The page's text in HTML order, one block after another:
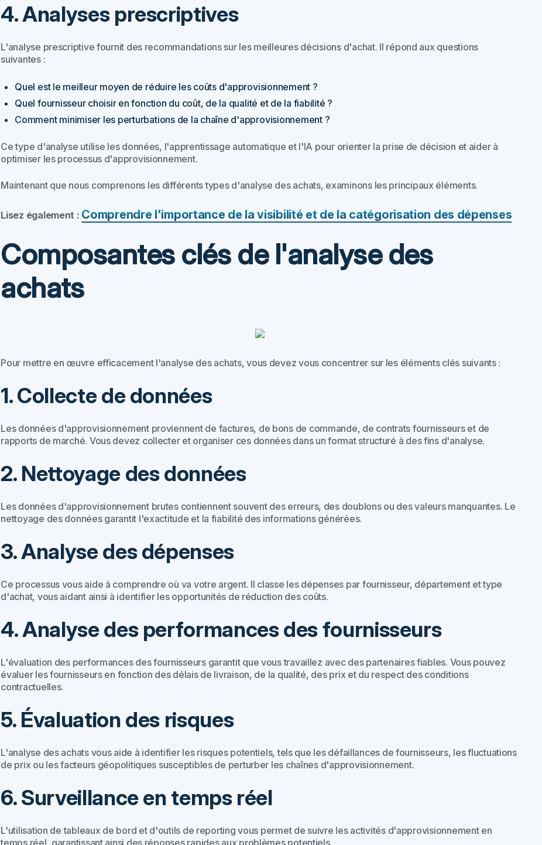
4. Analyses prescriptives
L'analyse prescriptive fournit des recommandations sur les meilleures décisions d'achat. Il répond aux questions
suivantes :
Quel est le meilleur moyen de réduire les coûts d'approvisionnement ?
Quel fournisseur choisir en fonction du coût, de la qualité et de la fiabilité ?
Comment minimiser les perturbations de la chaîne d'approvisionnement ?
Ce type d'analyse utilise les données, l'apprentissage automatique et l'IA pour orienter la prise de décision et aider à
optimiser les processus d'approvisionnement.
Maintenant que nous comprenons les différents types d'analyse des achats, examinons les principaux éléments.
Lisez également : Comprendre l'importance de la visibilité et de la catégorisation des dépenses
Composantes clés de l'analyse des
achats
Pour mettre en œuvre efficacement l'analyse des achats, vous devez vous concentrer sur les éléments clés suivants :
1. Collecte de données
Les données d'approvisionnement proviennent de factures, de bons de commande, de contrats fournisseurs et de
rapports de marché. Vous devez collecter et organiser ces données dans un format structuré à des fins d'analyse.
2. Nettoyage des données
Les données d'approvisionnement brutes contiennent souvent des erreurs, des doublons ou des valeurs manquantes. Le
nettoyage des données garantit l'exactitude et la fiabilité des informations générées.
3. Analyse des dépenses
Ce processus vous aide à comprendre où va votre argent. Il classe les dépenses par fournisseur, département et type
d'achat, vous aidant ainsi à identifier les opportunités de réduction des coûts.
4. Analyse des performances des fournisseurs
L'évaluation des performances des fournisseurs garantit que vous travaillez avec des partenaires fiables. Vous pouvez
évaluer les fournisseurs en fonction des délais de livraison, de la qualité, des prix et du respect des conditions
contractuelles.
5. Évaluation des risques
L'analyse des achats vous aide à identifier les risques potentiels, tels que les défaillances de fournisseurs, les fluctuations
de prix ou les facteurs géopolitiques susceptibles de perturber les chaînes d'approvisionnement.
6. Surveillance en temps réel
L'utilisation de tableaux de bord et d'outils de reporting vous permet de suivre les activités d'approvisionnement en
temps réel, garantissant ainsi des réponses rapides aux problèmes potentiels.